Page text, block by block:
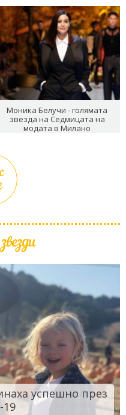
Моника Белучи - голямата
звезда на Седмицата на
модата в Милано
успешно през
19